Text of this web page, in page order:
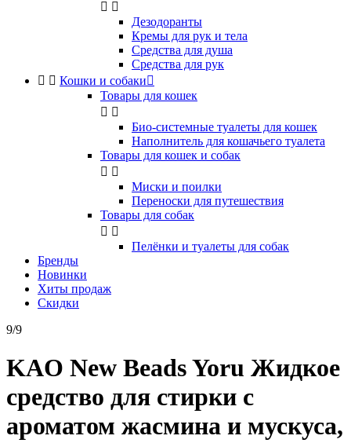
 
Дезодоранты
Кремы для рук и тела
Средства для душа
Средства для рук
  Кошки и собаки
Товары для кошек
 
Био-системные туалеты для кошек
Наполнитель для кошачьего туалета
Товары для кошек и собак
 
Миски и поилки
Переноски для путешествия
Товары для собак
 
Пелёнки и туалеты для собак
Бренды
Новинки
Хиты продаж
Скидки
9/9
KAO New Beads Yoru Жидкое
средство для стирки с
ароматом жасмина и мускуса,